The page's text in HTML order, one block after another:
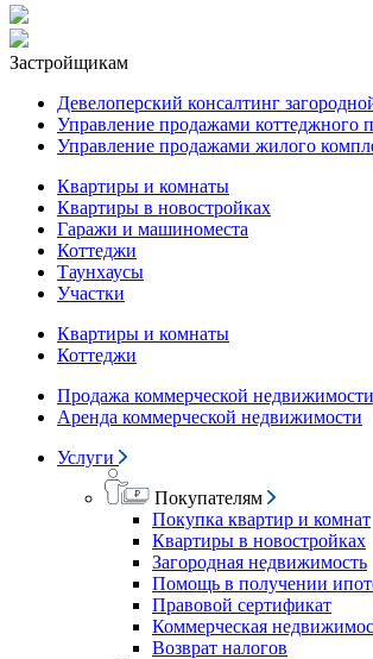
Застройщикам
Девелоперский консалтинг
Управление продажами коттеджного
Управление продажами жилого
Квартиры и комнаты
Квартиры в новостройках
Гаражи и машиноместа
Коттеджи
Таунхаусы
Участки
Квартиры и комнаты
Коттеджи
Продажа коммерческой недвижимости
Аренда коммерческой недвижимости
Услуги
Покупателям
Покупка квартир и комнат
Квартиры в новостройках
Загородная недвижимость
Помощь в получении
Правовой сертификат
Коммерческая
Возврат налогов